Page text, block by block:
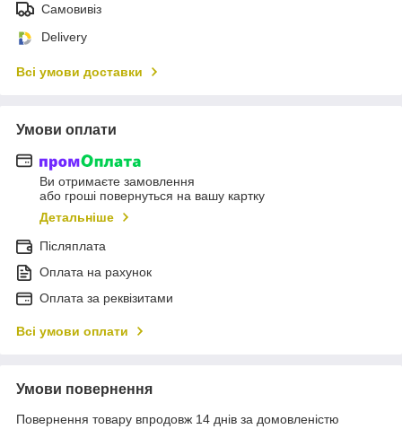
Самовивіз
Delivery
Всі умови доставки
Умови оплати
Ви отримаєте замовлення
або гроші повернуться на вашу картку
Детальніше
Післяплата
Оплата на рахунок
Оплата за реквізитами
Всі умови оплати
Умови повернення
Повернення товару впродовж 14 днів за домовленістю